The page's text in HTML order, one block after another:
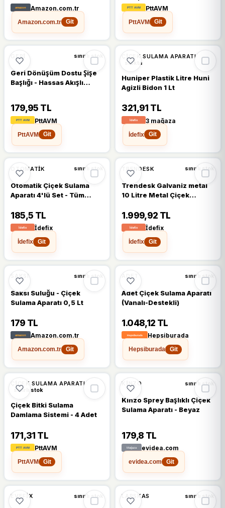
Amazon.com.tr
Amazon.com.tr
Git
Başlıkları
PttAVM
PttAVM
Git
GERI sınırlı stok
Geri Dönüşüm Dostu Şişe
Başlığı - Hassas Akışlı
179,95 TL
PttAVM
PttAVM
Git
%8
ÇIÇEK SULAMA APARATI
stokta
Huniper Plastik Litre Huni
Agizli Bidon 1 Lt
321,91 TL
3 mağaza
İdefix
Git
OTOMATIK sınırlı stok
Otomatik Çiçek Sulama
Aparatı 4'lü Set - Tüm
Sulama Başlıkları
185,5 TL
İdefix
İdefix
Git
TRENDESK sınırlı stok
Trendesk Galvaniz metal
10 Litre Metal Çiçek
Aparatı
1.999,92 TL
İdefix
İdefix
Git
SAKSI sınırlı stok
Saksı Suluğu - Çiçek
Sulama Aparatı 0,5 Lt
179 TL
Amazon.com.tr
Amazon.com.tr
Git
ADET sınırlı stok
Adet Çiçek Sulama Aparatı
(Vanalı-Destekli)
1.048,12 TL
Hepsiburada
Hepsiburada
Git
ÇIÇEK SULAMA APARATI
sınırlı stok
Çiçek Bitki Sulama
Damlama Sistemi - 4 Adet
171,31 TL
PttAVM
PttAVM
Git
KINZO sınırlı stok
Kinzo Sprey Başlıklı Çiçek
Sulama Aparatı - Beyaz
179,8 TL
evidea.com
evidea.com
Git
EVEFIX sınırlı stok LARSKAS sınırlı stok